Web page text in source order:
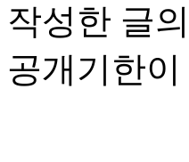
작성한 글
공개기한